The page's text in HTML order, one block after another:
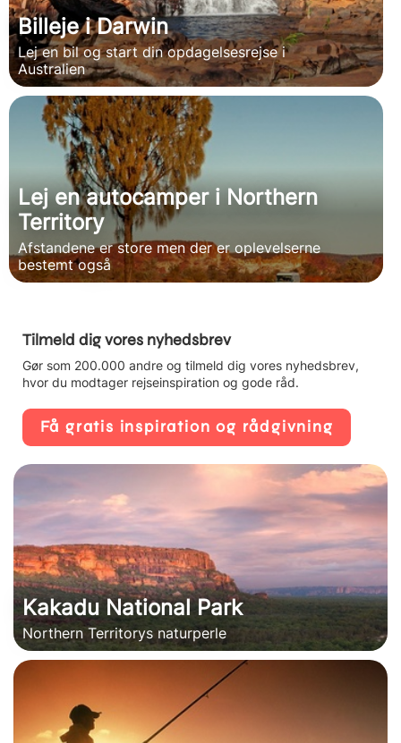
Billeje i Darwin
Lej en bil og start din opdagelsesrejse i
Australien
Lej en autocamper i Northern
Territory
Afstandene er store men der er oplevelserne
bestemt også
Tilmeld dig vores nyhedsbrev
Gør som 200.000 andre og tilmeld dig vores nyhedsbrev,
hvor du modtager rejseinspiration og gode råd.
Få gratis inspiration og rådgivning
Kakadu National Park
Northern Territorys naturperle